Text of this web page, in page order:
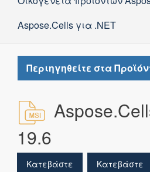
Aspose.Cells για .NET
Περιηγηθείτε στα
19.6
Κατεβάστε Κατεβάστε